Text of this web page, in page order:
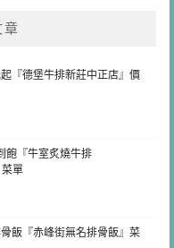
章
『德堡牛排新莊中正店』價
飽『牛室炙燒牛排
菜單
飯『赤峰街無名排骨飯』菜